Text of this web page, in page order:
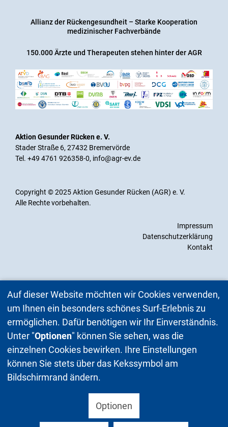
Allianz der Rückengesundheit – Starke Kooperation
medizinischer Fachverbände
150.000 Ärzte und Therapeuten stehen hinter der AGR
Aktion Gesunder Rücken e. V.
Stader Straße 6, 27432 Bremervörde
Tel. +49 4761 926358-0, info@agr-ev.de
Copyright © 2025 Aktion Gesunder Rücken (AGR) e. V.
Alle Rechte vorbehalten.
Impressum
Datenschutzerklärung
Kontakt
Auf dieser Website möchten wir Cookies verwenden,
um Ihnen ein besonders schönes Surf-Erlebnis zu
ermöglichen. Dafür benötigen wir Ihr Einverständnis.
Unter "Optionen" können Sie sehen, was die
einzelnen Cookies bewirken. Ihre Einstellungen
können Sie stets über das Kekssymbol am
Bildschirmrand ändern.
Optionen